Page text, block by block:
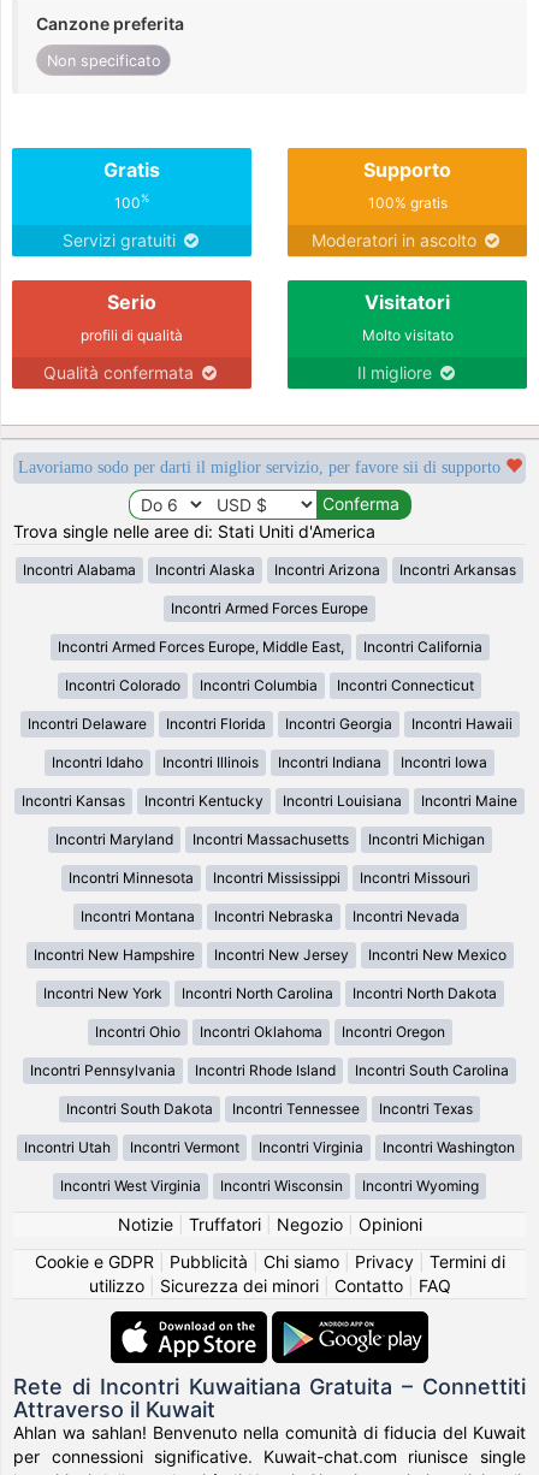
Canzone preferita
Non specificato
Gratis
100%
Servizi gratuiti
Supporto
100% gratis
Moderatori in ascolto
Serio
profili di qualità
Qualità confermata
Visitatori
Molto visitato
Il migliore
Lavoriamo sodo per darti il miglior servizio, per favore sii di supporto
Trova single nelle aree di: Stati Uniti d'America
Incontri Alabama Incontri Alaska Incontri Arizona Incontri Arkansas
Incontri Armed Forces Europe
Incontri Armed Forces Europe, Middle East, Incontri California
Incontri Colorado Incontri Columbia Incontri Connecticut
Incontri Delaware Incontri Florida Incontri Georgia Incontri Hawaii
Incontri Idaho Incontri Illinois Incontri Indiana Incontri Iowa
Incontri Kansas Incontri Kentucky Incontri Louisiana Incontri Maine
Incontri Maryland Incontri Massachusetts Incontri Michigan
Incontri Minnesota Incontri Mississippi Incontri Missouri
Incontri Montana Incontri Nebraska Incontri Nevada
Incontri New Hampshire Incontri New Jersey Incontri New Mexico
Incontri New York Incontri North Carolina Incontri North Dakota
Incontri Ohio Incontri Oklahoma Incontri Oregon
Incontri Pennsylvania Incontri Rhode Island Incontri South Carolina
Incontri South Dakota Incontri Tennessee Incontri Texas
Incontri Utah Incontri Vermont Incontri Virginia Incontri Washington
Incontri West Virginia Incontri Wisconsin Incontri Wyoming
Notizie| Truffatori| Negozio| Opinioni
Cookie e GDPR
Pubblicità Chi siamo| Privacy| Termini di
utilizzo| Sicurezza dei minori| Contatto| FAQ
Rete di Incontri Kuwaitiana Gratuita – Connettiti
Attraverso il Kuwait
Ahlan wa sahlan! Benvenuto nella comunità di fiducia del Kuwait
per connessioni significative. Kuwait-chat.com riunisce single